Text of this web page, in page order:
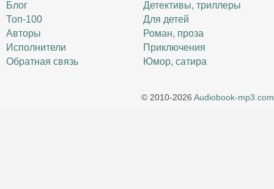
Блог
Топ-100
Авторы
Исполнители
Обратная связь
Детективы, триллеры
Для детей
Роман, проза
Приключения
Юмор, сатира
© 2010-2026 Audiobook-mp3.com